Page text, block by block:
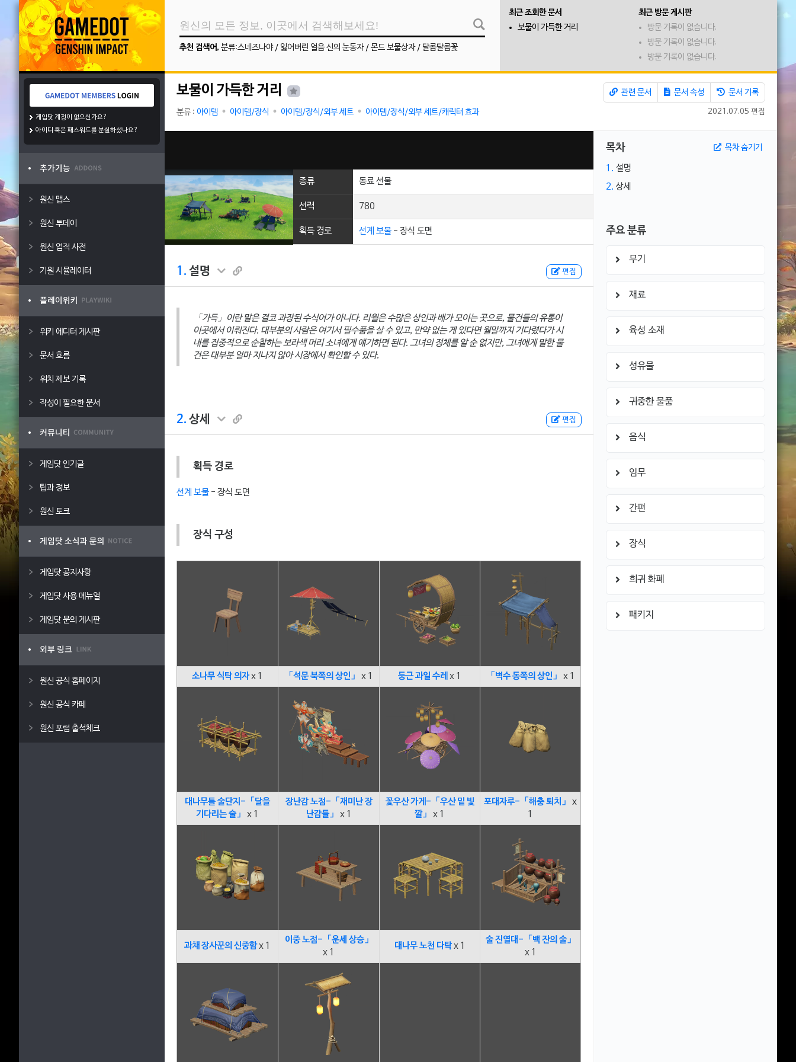
게임닷 계정이 없으신가요?
아이디 혹은 패스워드를 분실하셨나요?
원신 맵스
원신 투데이
원신 업적 사전
기원 시뮬레이터
위키 에디터 게시판
문서 흐름
위치 제보 기록
작성이 필요한 문서
게임닷 인기글
팁과 정보
원신 토크
게임닷 공지사항
게임닷 사용 메뉴얼
게임닷 문의 게시판
원신 공식 홈페이지
원신 공식 카페
원신 포럼 출석체크
추천 검색어 , 분류:스네즈나야/ 잃어버린 얼음 신의 눈동자/ 몬드 보물상자/ 달콤달콤꽃
최근 조회한 문서
보물이 가득한 거리
최근 방문 게시판
방문 기록이 없습니다.
방문 기록이 없습니다.
방문 기록이 없습니다.
보물이 가득한 거리
분류 : 아이템 아이템/장식 아이템/장식/외부 세트 아이템/장식/외부 세트/캐릭터 효과
관련 문서 문서 속성 문서 기록
2021.07.05 편집
종류 동료 선물
선력 780
획득 경로 선계 보물 - 장식 도면
1. 설명 편집
「가득」이란 말은 결코 과장된 수식어가 아니다. 리월은 수많은 상인과 배가 모이는 곳으로, 물건들의 유통이
이곳에서 이뤄진다. 대부분의 사람은 여기서 필수품을 살 수 있고, 만약 없는 게 있다면 월말까지 기다렸다가 시
내를 집중적으로 순찰하는 보라색 머리 소녀에게 얘기하면 된다. 그녀의 정체를 알 순 없지만, 그녀에게 말한 물
건은 대부분 얼마 지나지 않아 시장에서 확인할 수 있다.
2. 상세 편집
획득 경로
선계 보물 - 장식 도면
장식 구성
소나무 식탁 의자x 1 「석문 북쪽의 상인」 x 1 둥근 과일 수레 x 1 「벽수 동쪽의 상인」 x 1
대나무틀 술단지-「달을
기다리는 술」
x 1
장난감 노점-「재미난 장
난감들」
x 1
꽃우산 가게-「우산 밑 빛
깔」
x 1
포대자루-「해충 퇴치」
x
1
과채 장사꾼의 신중함x 1
이중 노점-「운세 상승」
x 1
대나무 노천 다탁x 1
술 진열대-「백 잔의 술」
x 1
목차 숨기기
목차
1. 설명
2. 상세
주요 분류
무기
재료
육성 소재
성유물
귀중한 물품
음식
임무
간편
장식
희귀 화폐
패키지